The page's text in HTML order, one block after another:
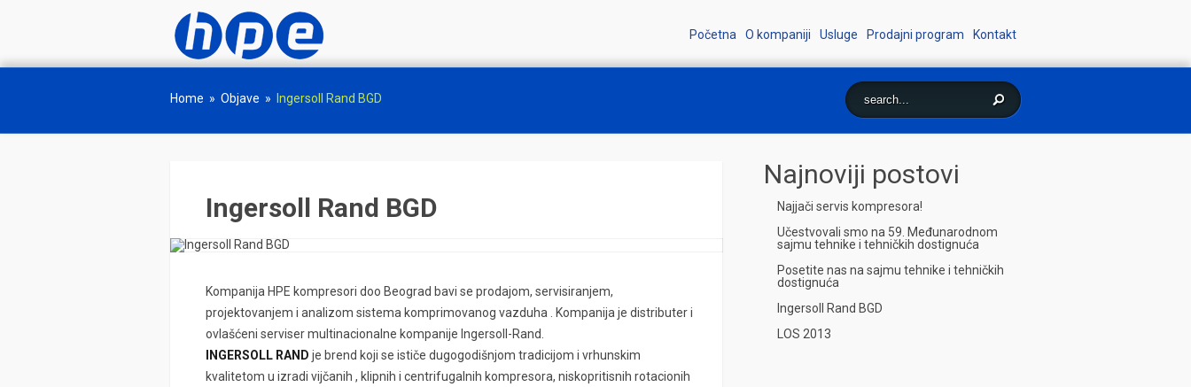
Početna O kompaniji Usluge Prodajni program Kontakt
Home » Objave » Ingersoll Rand BGD
Ingersoll Rand BGD
Kompanija HPE kompresori doo Beograd bavi se prodajom, servisiranjem,
projektovanjem i analizom sistema komprimovanog vazduha . Kompanija je distributer i
ovlašćeni serviser multinacionalne kompanije Ingersoll-Rand.
INGERSOLL RAND je brend koji se ističe dugogodišnjom tradicijom i vrhunskim
kvalitetom u izradi vijčanih , klipnih i centrifugalnih kompresora, niskopritisnih rotacionih
Najnoviji postovi
Najjači servis kompresora!
Učestvovali smo na 59. Međunarodnom
sajmu tehnike i tehničkih dostignuća
Posetite nas na sajmu tehnike i tehničkih
dostignuća
Ingersoll Rand BGD
LOS 2013